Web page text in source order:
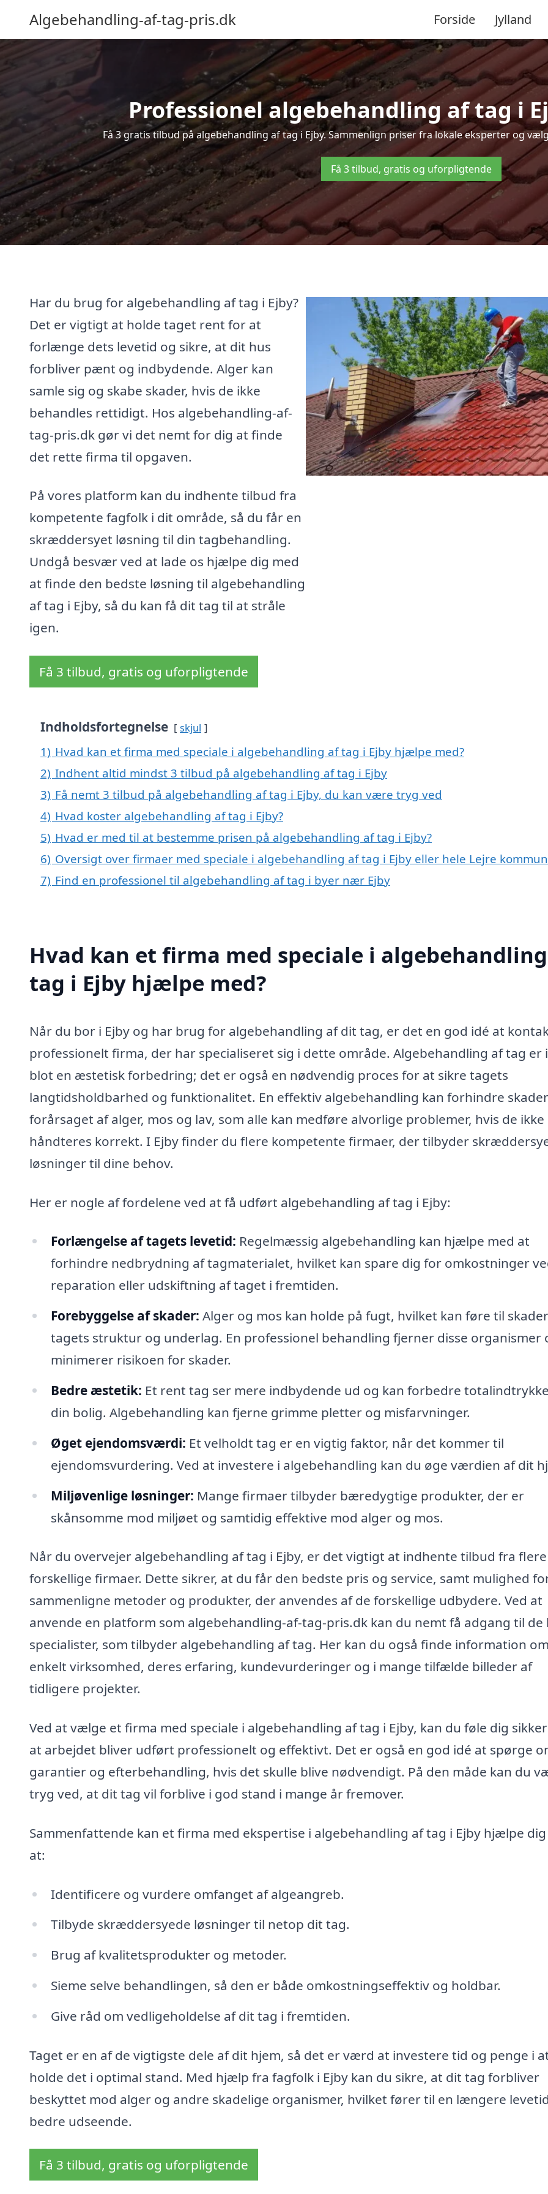
Algebehandling-af-tag-pris.dk Forside Jylland
Professionel algebehandling af tag i
Få 3 gratis tilbud på algebehandling af tag i Ejby. Sammenlign priser fra lokale eksperter og
Få 3 tilbud, gratis og uforpligtende
Har du brug for algebehandling af tag i Ejby?
Det er vigtigt at holde taget rent for at
forlænge dets levetid og sikre, at dit hus
forbliver pænt og indbydende. Alger kan
samle sig og skabe skader, hvis de ikke
behandles rettidigt. Hos algebehandling-af-
tag-pris.dk gør vi det nemt for dig at finde
det rette firma til opgaven.
På vores platform kan du indhente tilbud fra
kompetente fagfolk i dit område, så du får en
skræddersyet løsning til din tagbehandling.
Undgå besvær ved at lade os hjælpe dig med
at finde den bedste løsning til algebehandling
af tag i Ejby, så du kan få dit tag til at stråle
igen.
Få 3 tilbud, gratis og uforpligtende
Indholdsfortegnelse skjul
1) Hvad kan et firma med speciale i algebehandling af tag i Ejby hjælpe med?
2) Indhent altid mindst 3 tilbud på algebehandling af tag i Ejby
3) Få nemt 3 tilbud på algebehandling af tag i Ejby, du kan være tryg ved
4) Hvad koster algebehandling af tag i Ejby?
5) Hvad er med til at bestemme prisen på algebehandling af tag i Ejby?
6) Oversigt over firmaer med speciale i algebehandling af tag i Ejby eller hele Lejre
7) Find en professionel til algebehandling af tag i byer nær Ejby
Hvad kan et firma med speciale i
tag i Ejby hjælpe med?
Når du bor i Ejby og har brug for algebehandling af dit tag, er det en god idé at
professionelt firma, der har specialiseret sig i dette område. Algebehandling af tag er
blot en æstetisk forbedring; det er også en nødvendig proces for at sikre tagets
langtidsholdbarhed og funktionalitet. En effektiv algebehandling kan forhindre skader
forårsaget af alger, mos og lav, som alle kan medføre alvorlige problemer, hvis de ikke
håndteres korrekt. I Ejby finder du flere kompetente firmaer, der tilbyder
løsninger til dine behov.
Her er nogle af fordelene ved at få udført algebehandling af tag i Ejby:
Forlængelse af tagets levetid: Regelmæssig algebehandling kan hjælpe med at
forhindre nedbrydning af tagmaterialet, hvilket kan spare dig for omkostninger
reparation eller udskiftning af taget i fremtiden.
Forebyggelse af skader: Alger og mos kan holde på fugt, hvilket kan føre til
tagets struktur og underlag. En professionel behandling fjerner disse organismer
minimerer risikoen for skader.
Bedre æstetik: Et rent tag ser mere indbydende ud og kan forbedre
din bolig. Algebehandling kan fjerne grimme pletter og misfarvninger.
Øget ejendomsværdi: Et velholdt tag er en vigtig faktor, når det kommer til
ejendomsvurdering. Ved at investere i algebehandling kan du øge værdien af dit
Miljøvenlige løsninger: Mange firmaer tilbyder bæredygtige produkter, der er
skånsomme mod miljøet og samtidig effektive mod alger og mos.
Når du overvejer algebehandling af tag i Ejby, er det vigtigt at indhente tilbud fra flere
forskellige firmaer. Dette sikrer, at du får den bedste pris og service, samt mulighed
sammenligne metoder og produkter, der anvendes af de forskellige udbydere. Ved at
anvende en platform som algebehandling-af-tag-pris.dk kan du nemt få adgang til de
specialister, som tilbyder algebehandling af tag. Her kan du også finde information
enkelt virksomhed, deres erfaring, kundevurderinger og i mange tilfælde billeder af
tidligere projekter.
Ved at vælge et firma med speciale i algebehandling af tag i Ejby, kan du føle dig
at arbejdet bliver udført professionelt og effektivt. Det er også en god idé at spørge
garantier og efterbehandling, hvis det skulle blive nødvendigt. På den måde kan du
tryg ved, at dit tag vil forblive i god stand i mange år fremover.
Sammenfattende kan et firma med ekspertise i algebehandling af tag i Ejby hjælpe
at:
Identificere og vurdere omfanget af algeangreb.
Tilbyde skræddersyede løsninger til netop dit tag.
Brug af kvalitetsprodukter og metoder.
Sieme selve behandlingen, så den er både omkostningseffektiv og holdbar.
Give råd om vedligeholdelse af dit tag i fremtiden.
Taget er en af de vigtigste dele af dit hjem, så det er værd at investere tid og penge i
holde det i optimal stand. Med hjælp fra fagfolk i Ejby kan du sikre, at dit tag forbliver
beskyttet mod alger og andre skadelige organismer, hvilket fører til en længere
bedre udseende.
Få 3 tilbud, gratis og uforpligtende